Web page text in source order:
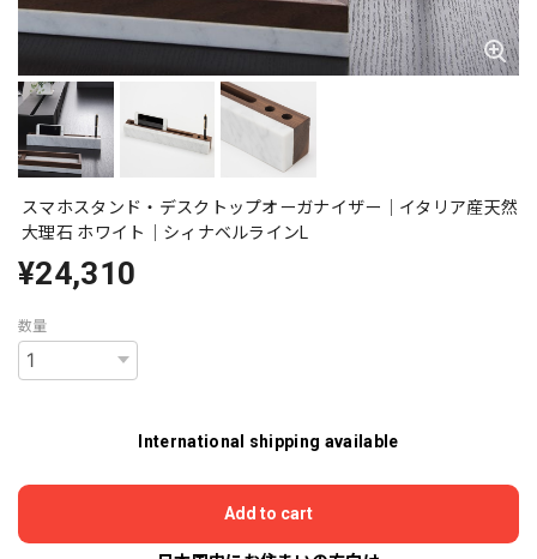
スマホスタンド・デスクトップオーガナイザー｜イタリア産天然
大理石 ホワイト｜シィナベルラインL
¥24,310
数量
International shipping available
Add to cart